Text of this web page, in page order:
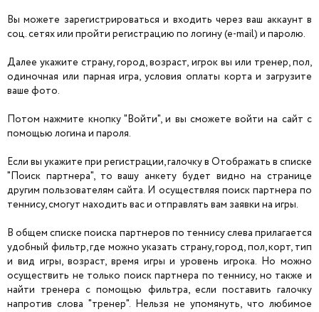
Вы можете зарегистрироваться и входить через ваш аккаунт в
соц. сетях или пройти регистрацию по логину (e-mail) и паролю.
Далее укажите страну, город, возраст, игрок вы или тренер, пол,
одиночная или парная игра, условия оплаты корта и загрузите
ваше фото.
Потом нажмите кнопку "Войти", и вы сможете войти на сайт с
помощью логина и пароля.
Если вы укажите при регистрации, галочку в Отображать в списке
"Поиск партнера", то вашу анкету будет видно на странице
другим пользователям сайта. И осуществляя поиск партнера по
теннису, смогут находить вас и отправлять вам заявки на игры.
В общем списке поиска партнеров по теннису слева прилагается
удобный фильтр, где можно указать страну, город, пол, корт, тип
и вид игры, возраст, время игры и уровень игрока. Но можно
осуществить не только поиск партнера по теннису, но также и
найти тренера с помощью фильтра, если поставить галочку
напротив слова "тренер". Нельзя не упомянуть, что любимое